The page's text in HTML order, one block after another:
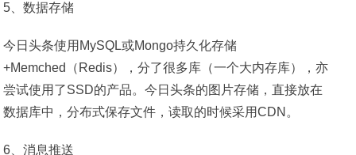
5、数据存储
今日头条使用MySQL或Mongo持久化存储
+Memched（Redis），分了很多库（一个大内存库），亦
尝试使用了SSD的产品。今日头条的图片存储，直接放在
数据库中，分布式保存文件，读取的时候采用CDN。
6、消息推送